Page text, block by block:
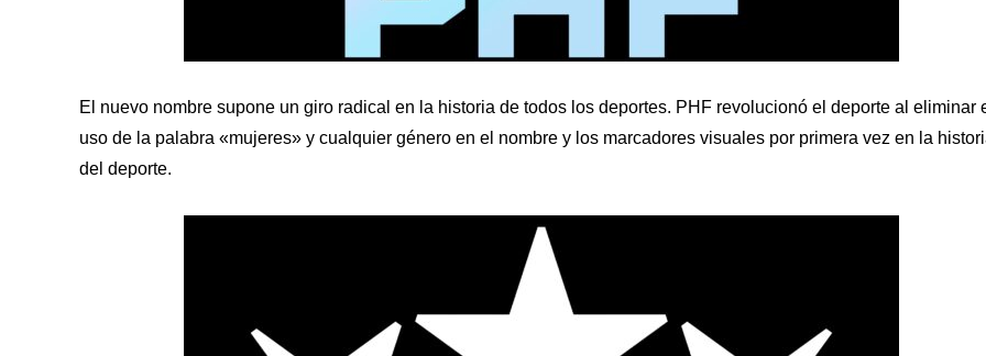
El nuevo nombre supone un giro radical en la historia de todos los deportes. PHF revolucionó el deporte al eliminar
uso de la palabra «mujeres» y cualquier género en el nombre y los marcadores visuales por primera vez en la
del deporte.